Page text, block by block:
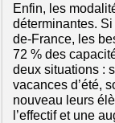
Enfin, les
déterminantes.
de-France, les
72 % des
deux situations :
vacances d’été,
nouveau leurs
l’effectif et une